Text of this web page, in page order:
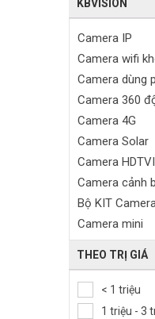
KBVISION
Camera IP
Camera wifi
Camera dùng
Camera 360
Camera 4G
Camera Solar
Camera HDTVI
Camera cảnh
Bộ KIT
Camera mini
Camera HDCVI
Camera Full
Camera
Camera AI
THEO TRỊ GIÁ
< 1 triệu
1 triệu - 3